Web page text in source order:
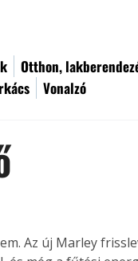
Otthon,
Vonalzó
Az új Marley